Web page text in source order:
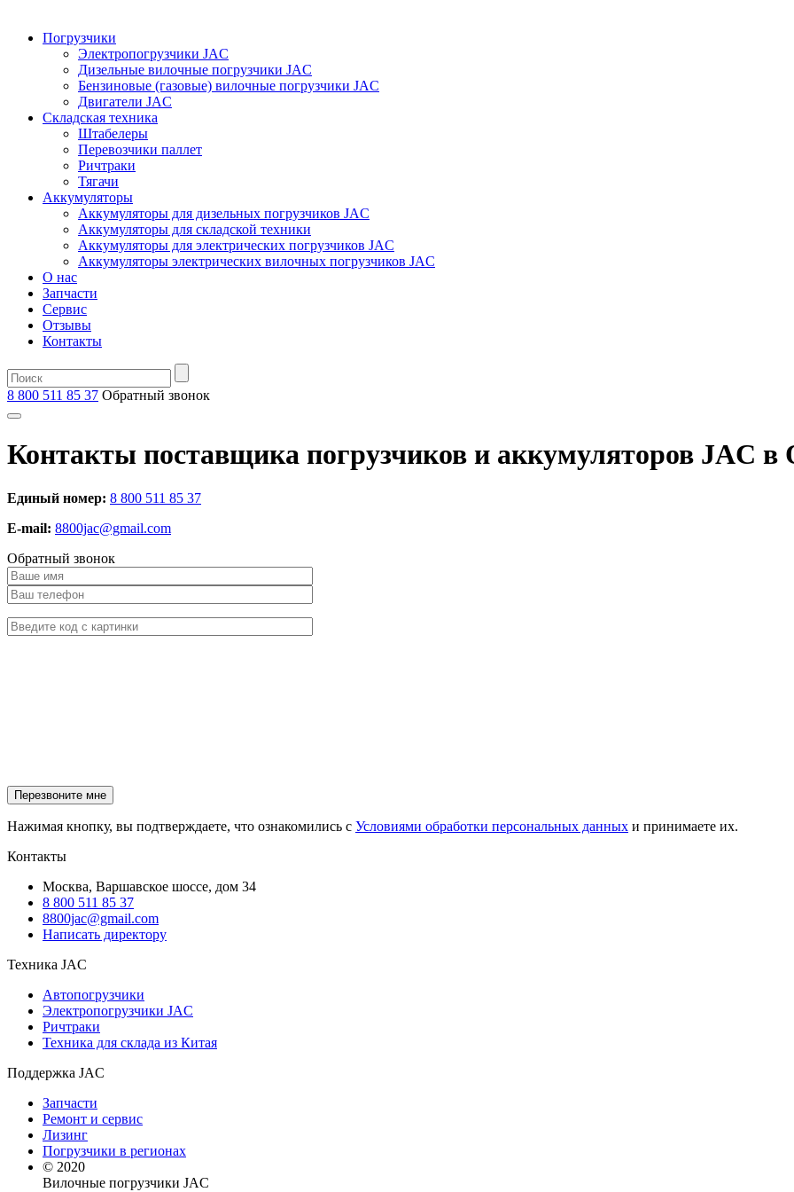
Погрузчики
Электропогрузчики JAC
Дизельные вилочные погрузчики JAC
Бензиновые (газовые) вилочные погрузчики JAC
Двигатели JAC
Складская техника
Штабелеры
Перевозчики паллет
Ричтраки
Тягачи
Аккумуляторы
Аккумуляторы для дизельных погрузчиков JAC
Аккумуляторы для складской техники
Аккумуляторы для электрических погрузчиков JAC
Аккумуляторы электрических вилочных погрузчиков JAC
О нас
Запчасти
Сервис
Отзывы
Контакты
8 800 511 85 37 Oбратный звонок
Контакты поставщика погрузчиков и аккумуляторов JAC в
Единый номер: 8 800 511 85 37
E-mail: 8800jac@gmail.com
Обратный звонок
Нажимая кнопку, вы подтверждаете, что ознакомились с Условиями обработки персональных данных и принимаете их.
Контакты
Москва, Варшавское шоссе, дом 34
8 800 511 85 37
8800jac@gmail.com
Написать директору
Техника JAC
Автопогрузчики
Электропогрузчики JAC
Ричтраки
Техника для склада из Китая
Поддержка JAC
Запчасти
Ремонт и сервис
Лизинг
Погрузчики в регионах
© 2020
Вилочные погрузчики JAC